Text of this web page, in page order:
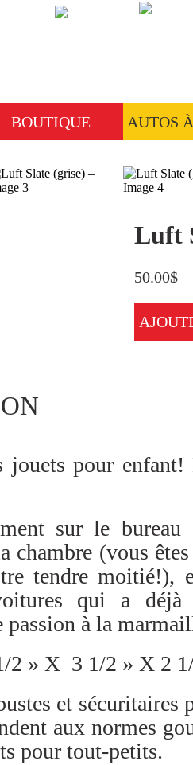
BOUTIQUE AUTOS
Luft
50.00$
jouets pour
sur le bureau
chambre (vous
tendre moitié!),
qui a
passion à la
2 » X 3 1/2 » X 2
et sécuritaires
aux normes
pour tout-petits.